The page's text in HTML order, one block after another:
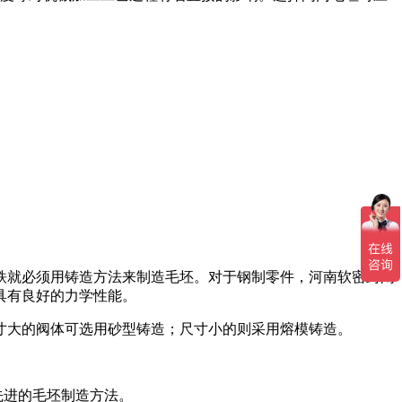
须用铸造方法来制造毛坯。对于钢制零件，河南软密封闸
良好的力学性能。
阀体可选用砂型铸造；尺寸小的则采用熔模铸造。
的毛坯制造方法。